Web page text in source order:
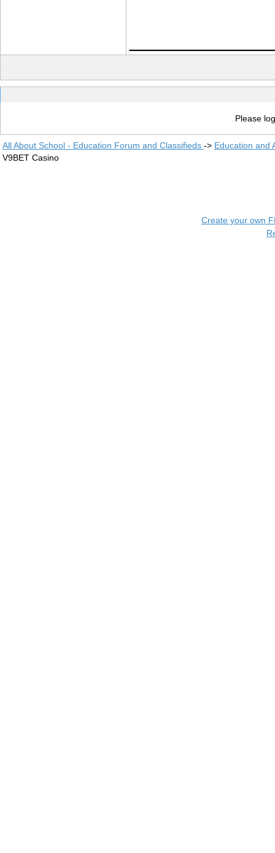
Please
All About School - Education Forum and Classifieds -> Education and
V9BET Casino
Create your own